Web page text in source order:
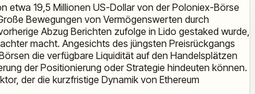
etwa 19,5 Millionen US-Dollar von der Poloniex-Börse
Bewegungen von Vermögenswerten durch
Abzug Berichten zufolge in Lido gestaked wurde,
macht. Angesichts des jüngsten Preisrückgangs
die verfügbare Liquidität auf den Handelsplätzen
der Positionierung oder Strategie hindeuten können.
der die kurzfristige Dynamik von Ethereum